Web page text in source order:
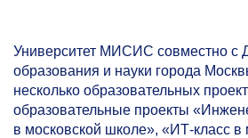
Университет МИСИС совместно с
образования и науки города
несколько образовательных
образовательные проекты
в московской школе», «ИТ-класс в